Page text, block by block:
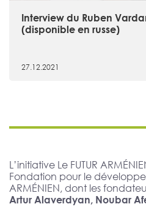
Interview du Ruben
(disponible en russe)
27.12.2021
L’initiative Le FUTUR
Fondation pour le
ARMÉNIEN, dont les
Artur Alaverdyan, Noubar